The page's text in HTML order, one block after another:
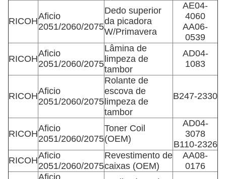
RICOHAficio
2051/2060/2075
Dedo superior
da picadora
W/Primavera
AE04-
4060
AA06-
0539
RICOH
Aficio
2051/2060/2075
Lâmina de
limpeza de
tambor
AD04-
1083
RICOHAficio
2051/2060/2075
Rolante de
escova de
limpeza de
tambor
B247-2330
RICOH
Aficio
2051/2060/2075
Toner Coil
(OEM)
AD04-
3078
B110-2326
RICOHAficio
2051/2060/2075
Revestimento de
caixas (OEM)
AA08-
0176
Aficio